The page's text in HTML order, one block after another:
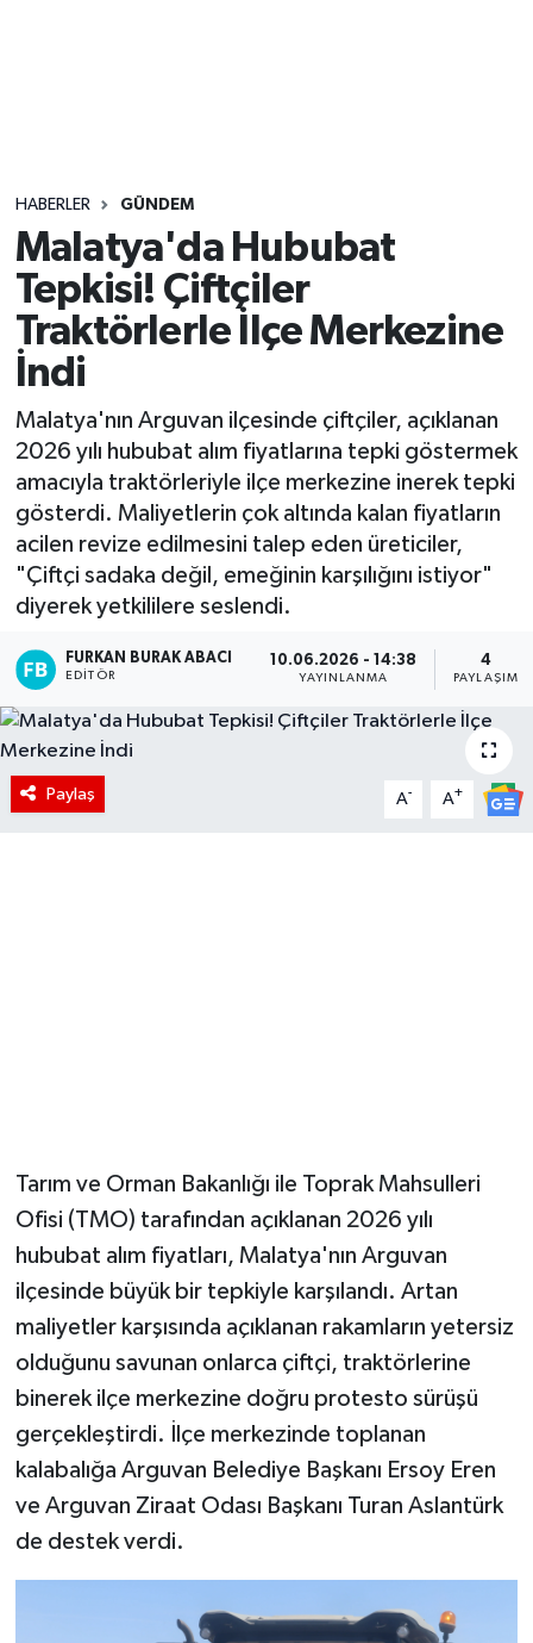
HABERLER GÜNDEM
Malatya'da Hububat
Tepkisi! Çiftçiler
Traktörlerle İlçe Merkezine
İndi
Malatya'nın Arguvan ilçesinde çiftçiler, açıklanan
2026 yılı hububat alım fiyatlarına tepki göstermek
amacıyla traktörleriyle ilçe merkezine inerek tepki
gösterdi. Maliyetlerin çok altında kalan fiyatların
acilen revize edilmesini talep eden üreticiler,
"Çiftçi sadaka değil, emeğinin karşılığını istiyor"
diyerek yetkililere seslendi.
FURKAN BURAK ABACI
EDITÖR
10.06.2026 - 14:38
YAYINLANMA
4
PAYLAŞIM
Paylaş A- A+
Tarım ve Orman Bakanlığı ile Toprak Mahsulleri
Ofisi (TMO) tarafından açıklanan 2026 yılı
hububat alım fiyatları, Malatya'nın Arguvan
ilçesinde büyük bir tepkiyle karşılandı. Artan
maliyetler karşısında açıklanan rakamların yetersiz
olduğunu savunan onlarca çiftçi, traktörlerine
binerek ilçe merkezine doğru protesto sürüşü
gerçekleştirdi. İlçe merkezinde toplanan
kalabalığa Arguvan Belediye Başkanı Ersoy Eren
ve Arguvan Ziraat Odası Başkanı Turan Aslantürk
de destek verdi.
Yaşam